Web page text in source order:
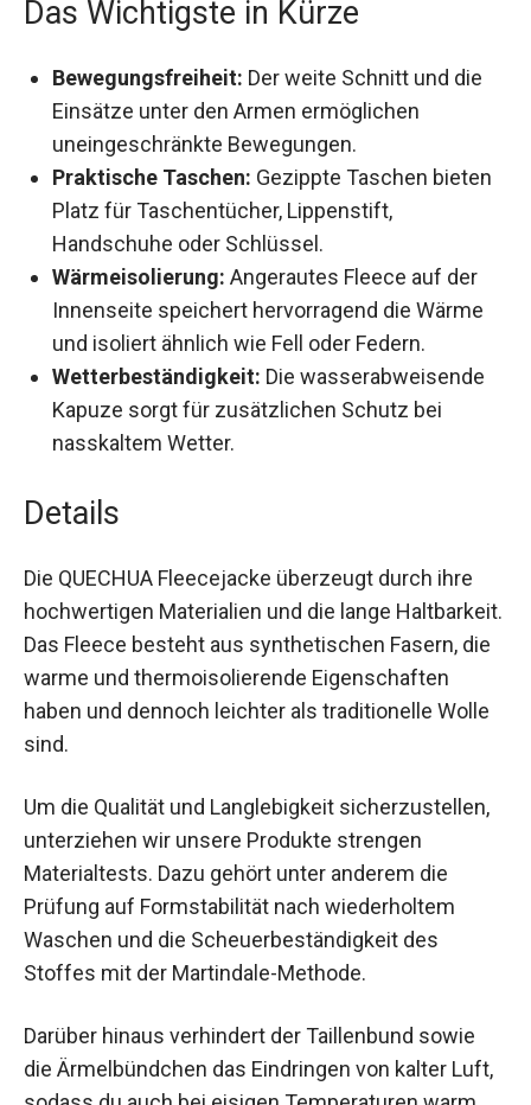
Das Wichtigste in Kürze
Bewegungsfreiheit: Der weite Schnitt und die
Einsätze unter den Armen ermöglichen
uneingeschränkte Bewegungen.
Praktische Taschen: Gezippte Taschen
bieten Platz für Taschentücher, Lippenstift,
Handschuhe oder Schlüssel.
Wärmeisolierung: Angerautes Fleece auf der
Innenseite speichert hervorragend die Wärme
und isoliert ähnlich wie Fell oder Federn.
Wetterbeständigkeit: Die wasserabweisende
Kapuze sorgt für zusätzlichen Schutz bei
nasskaltem Wetter.
Details
Die QUECHUA Fleecejacke überzeugt durch ihre
hochwertigen Materialien und die lange
Haltbarkeit. Das Fleece besteht aus
synthetischen Fasern, die warme und
thermoisolierende Eigenschaften haben und
dennoch leichter als traditionelle Wolle sind.
Um die Qualität und Langlebigkeit sicherzustellen,
unterziehen wir unsere Produkte strengen
Materialtests. Dazu gehört unter anderem die
Prüfung auf Formstabilität nach wiederholtem
Waschen und die Scheuerbeständigkeit des
Stoffes mit der Martindale-Methode.
Darüber hinaus verhindert der Taillenbund sowie
die Ärmelbündchen das Eindringen von kalter